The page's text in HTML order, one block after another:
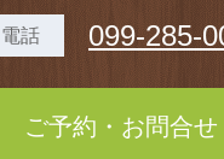
電話 099-285-
ご予約・お問合せ